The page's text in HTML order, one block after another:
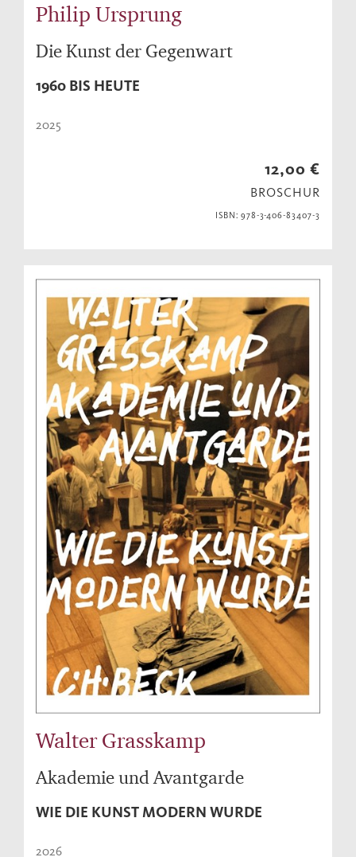
Philip Ursprung
Die Kunst der Gegenwart
1960 BIS HEUTE
2025
12,00 €
BROSCHUR
ISBN: 978-3-406-83407-3
Walter Grasskamp
Akademie und Avantgarde
WIE DIE KUNST MODERN WURDE
2026